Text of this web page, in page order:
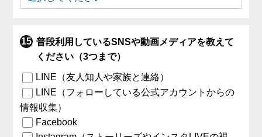
普段利用しているSNSや動画メディアを教えて
ください（3つまで）
LINE（友人知人や家族と連絡）
LINE（フォローしている公式アカウントからの
情報収集）
Facebook